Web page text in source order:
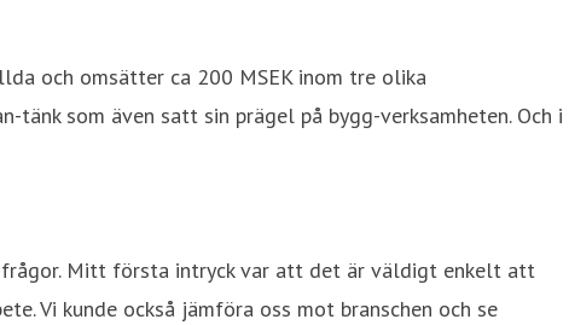
och omsätter ca 200 MSEK inom tre olika
som även satt sin prägel på bygg-verksamheten. Och i
Mitt första intryck var att det är väldigt enkelt att
Vi kunde också jämföra oss mot branschen och se